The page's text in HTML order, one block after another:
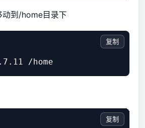
到/home目录下
复制
复制